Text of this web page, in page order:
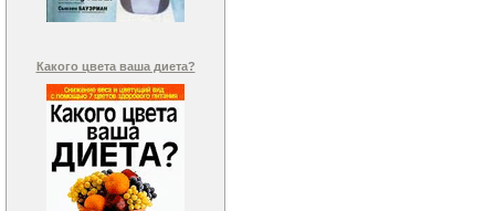
Какого цвета ваша диета?